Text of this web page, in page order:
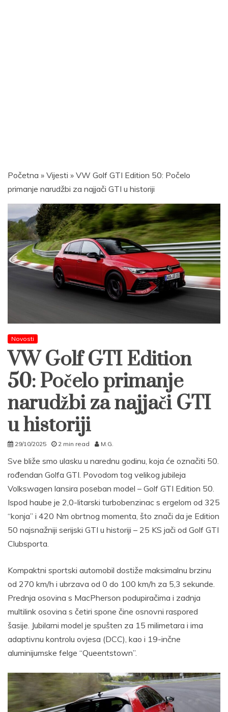
Početna » Vijesti » VW Golf GTI Edition 50: Počelo
primanje narudžbi za najjači GTI u historiji
Novosti
VW Golf GTI Edition
50: Počelo primanje
narudžbi za najjači GTI
u historiji
29/10/2025 2 min read M.G.
Sve bliže smo ulasku u narednu godinu, koja će označiti 50.
rođendan Golfa GTI. Povodom tog velikog jubileja
Volkswagen lansira poseban model – Golf GTI Edition 50.
Ispod haube je 2,0-litarski turbobenzinac s ergelom od 325
“konja” i 420 Nm obrtnog momenta, što znači da je Edition
50 najsnažniji serijski GTI u historiji – 25 KS jači od Golf GTI
Clubsporta.
Kompaktni sportski automobil dostiže maksimalnu brzinu
od 270 km/h i ubrzava od 0 do 100 km/h za 5,3 sekunde.
Prednja osovina s MacPherson podupiračima i zadnja
multilink osovina s četiri spone čine osnovni raspored
šasije. Jubilarni model je spušten za 15 milimetara i ima
adaptivnu kontrolu ovjesa (DCC), kao i 19-inčne
aluminijumske felge “Queentstown”.